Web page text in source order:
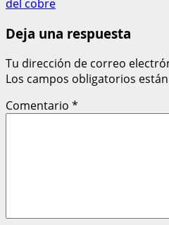
del cobre
Deja una respuesta
Tu dirección de correo
Los campos obligatorios
Comentario *